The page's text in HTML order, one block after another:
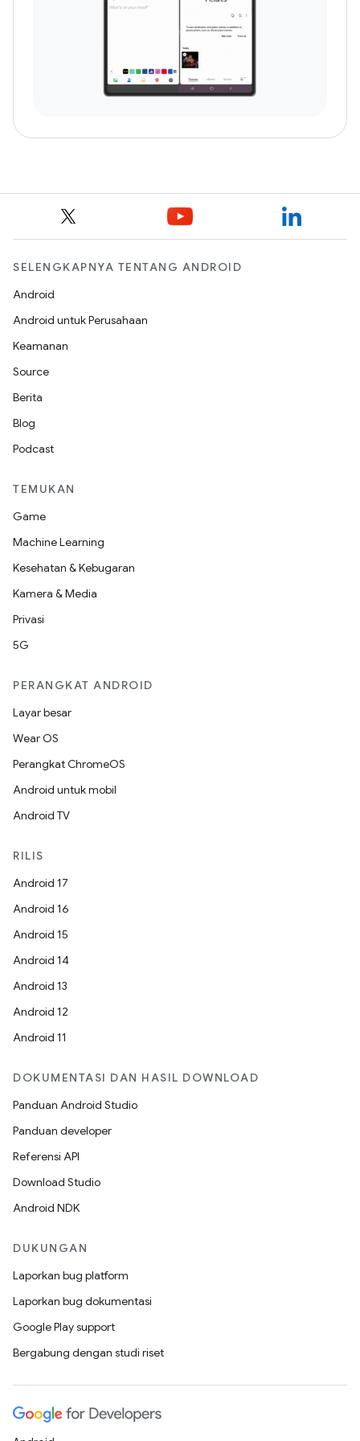
SELENGKAPNYA TENTANG ANDROID
Android
Android untuk Perusahaan
Keamanan
Source
Berita
Blog
Podcast
TEMUKAN
Game
Machine Learning
Kesehatan & Kebugaran
Kamera & Media
Privasi
5G
PERANGKAT ANDROID
Layar besar
Wear OS
Perangkat ChromeOS
Android untuk mobil
Android TV
RILIS
Android 17
Android 16
Android 15
Android 14
Android 13
Android 12
Android 11
DOKUMENTASI DAN HASIL DOWNLOAD
Panduan Android Studio
Panduan developer
Referensi API
Download Studio
Android NDK
DUKUNGAN
Laporkan bug platform
Laporkan bug dokumentasi
Google Play support
Bergabung dengan studi riset